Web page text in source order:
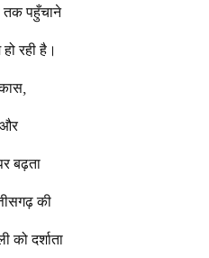
तक पहुँचाने
रही है।
और
बढ़ता
की
को दर्शाता